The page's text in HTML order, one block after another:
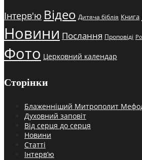
Інтерв'ю Відео Дитяча біблія Книга
Новини Послання Проповіді
Фото Церковний календар
Сторінки
Блаженніший Митрополит
Духовний заповіт
Від серця до серця
Новини
Статті
Інтерв’ю